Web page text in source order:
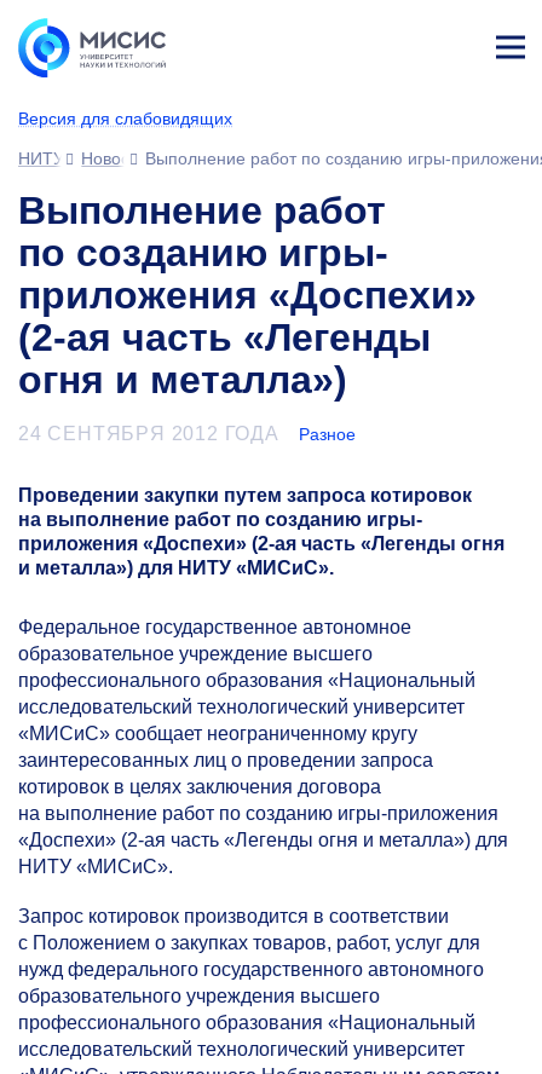
Версия для слабовидящих
ине
НИТУ МИСИС
НовостиВыполнение работ по созданию игры-
Выполнение работ
по созданию игры-
приложения «Доспехи»
(2-ая часть «Легенды
огня и металла»)
24 СЕНТЯБРЯ 2012 ГОДА Разное
Проведении закупки путем запроса котировок
на выполнение работ по созданию игры-
приложения «Доспехи» (2-ая часть «Легенды огня
и металла») для НИТУ «МИСиС».
Федеральное государственное автономное
образовательное учреждение высшего
профессионального образования «Национальный
исследовательский технологический университет
«МИСиС» сообщает неограниченному кругу
заинтересованных лиц о проведении запроса
котировок в целях заключения договора
на выполнение работ по созданию игры-приложения
«Доспехи» (2-ая часть «Легенды огня и металла») для
НИТУ «МИСиС».
Запрос котировок производится в соответствии
с Положением о закупках товаров, работ, услуг для
нужд федерального государственного автономного
образовательного учреждения высшего
профессионального образования «Национальный
исследовательский технологический университет